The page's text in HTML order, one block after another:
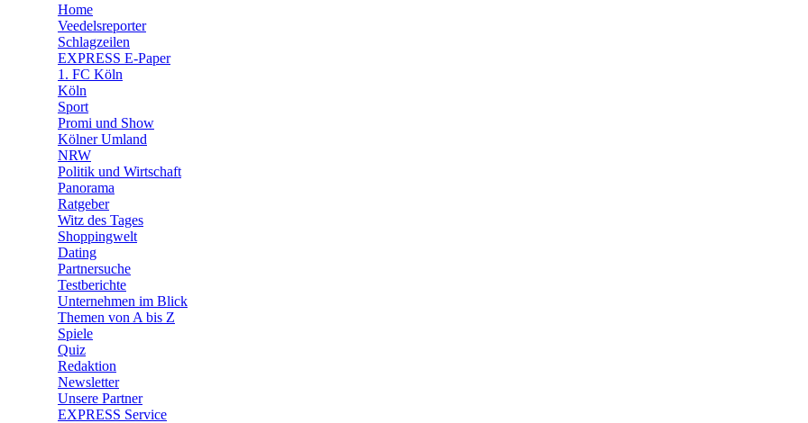
🛒 Shoppingwelt
🧩 Spiele
Home
Veedelsreporter
Schlagzeilen
EXPRESS E-Paper
1. FC Köln
Köln
Sport
Promi und Show
Kölner Umland
NRW
Politik und Wirtschaft
Panorama
Ratgeber
Witz des Tages
Shoppingwelt
Dating
Partnersuche
Testberichte
Unternehmen im Blick
Themen von A bis Z
Spiele
Quiz
Redaktion
Newsletter
Unsere Partner
EXPRESS Service